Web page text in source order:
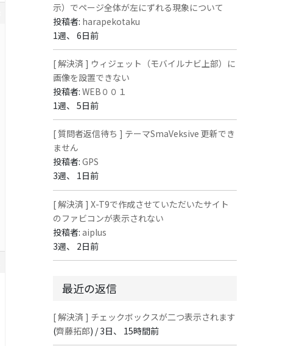
示）でページ全体が左にずれる現象について
投稿者: harapekotaku
1週、 6日前
[ 解決済 ] ウィジェット（モバイルナビ上部）に
画像を設置できない
投稿者:WEB００１
1週、 5日前
[ 質問者返信待ち ] テーマSmaVeksive 更新でき
ません
投稿者:GPS
3週、 1日前
[ 解決済 ] X-T9で作成させていただいたサイト
のファビコンが表示されない
投稿者:aiplus
3週、 2日前
最近の返信
[ 解決済 ] チェックボックスが二つ表示されます
(齊藤拓郎) /3日、 15時間前